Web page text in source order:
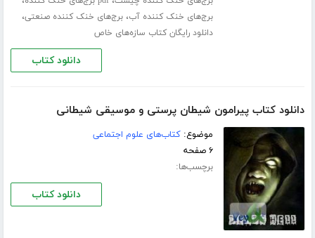
برج‌های خنک کننده آب،برج‌های خنک کننده صنعتی،
دانلود رایگان کتاب سازه‌های خاص
دانلود کتاب
دانلود کتاب پیرامون شیطان پرستی و موسیقی شیطانی
موضوع:کتاب‌های علوم اجتماعی
۶ صفحه
برچسب‌ها:
دانلود کتاب